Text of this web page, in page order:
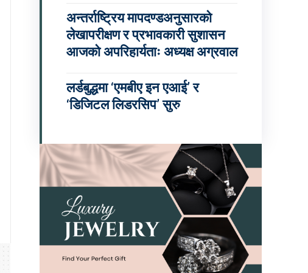
अन्तर्राष्ट्रिय मापदण्डअनुसारको
लेखापरीक्षण र प्रभावकारी सुशासन
आजको अपरिहार्यताः अध्यक्ष अग्रवाल
लर्डबुद्धमा ‘एमबीए इन एआई’ र
‘डिजिटल लिडरसिप’ सुरु